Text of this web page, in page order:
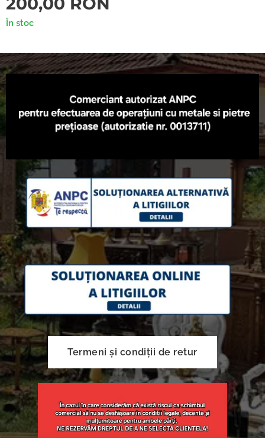
În stoc
Termeni și condiții de retur